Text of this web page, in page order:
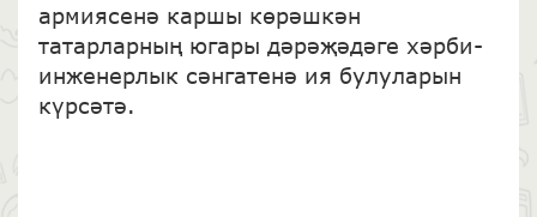
армиясенә каршы көрәшкән
татарларның югары дәрәҗәдәге хәрби-
инженерлык сәнгатенә ия булуларын
күрсәтә.